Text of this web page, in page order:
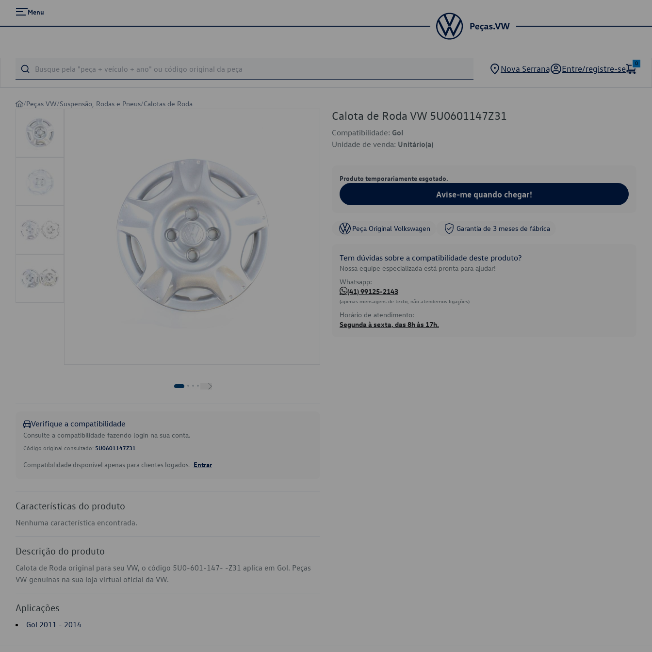
Menu
Nova Serrana Entre/registre-se
0
/Peças VW/Suspensão, Rodas e Pneus/Calotas de Roda
Verifique a compatibilidade
Consulte a compatibilidade fazendo login na sua conta.
Código original consultado: 5U0601147Z31
Compatibilidade disponível apenas para clientes logados. Entrar
Características do produto
Nenhuma característica encontrada.
Descrição do produto
Calota de Roda original para seu VW, o código 5U0-601-147- -Z31 aplica em Gol. Peças
VW genuínas na sua loja virtual oficial da VW.
Aplicações
Gol 2011 - 2014
Calota de Roda VW 5U0601147Z31
Compatibilidade: Gol
Unidade de venda: Unitário(a)
Produto temporariamente esgotado.
Avise-me quando chegar!
Peça Original Volkswagen Garantia de 3 meses de fábrica
Tem dúvidas sobre a compatibilidade deste produto?
Nossa equipe especializada está pronta para ajudar!
Whatsapp:
(41) 99125-2143
(apenas mensagens de texto, não atendemos ligações)
Horário de atendimento:
Segunda à sexta, das 8h às 17h.